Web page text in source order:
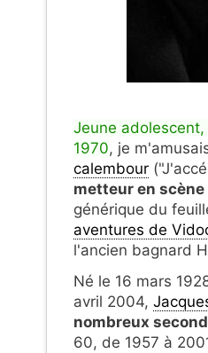
Jeune
1970, je
calembour
metteur en
générique du
aventures de
l'ancien bagnard
Né le 16 mars
avril 2004,
nombreux
60, de 1957 à